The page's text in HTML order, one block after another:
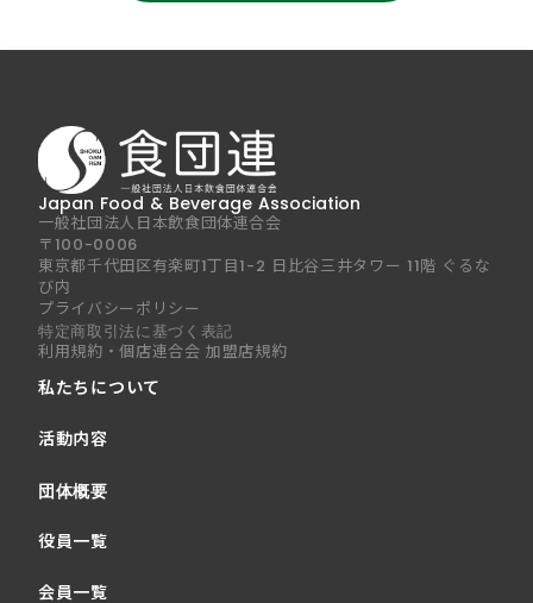
Japan Food & Beverage Association
一般社団法人日本飲食団体連合会
〒100-0006
東京都千代田区有楽町1丁目1-2 日比谷三井タワー 11階 ぐるな
び内
プライバシーポリシー
特定商取引法に基づく表記
利用規約・個店連合会 加盟店規約
私たちについて
活動内容
団体概要
役員一覧
会員一覧